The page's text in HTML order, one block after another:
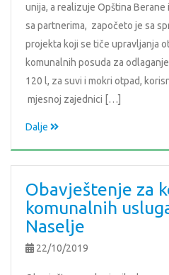
unija, a realizuje Opština Berane
sa partnerima, započeto je sa
projekta koji se tiče upravljanja
komunalnih posuda za
120 l, za suvi i mokri otpad,
mjesnoj zajednici […]
Dalje
Obavještenje za
komunalnih
Naselje
22/10/2019